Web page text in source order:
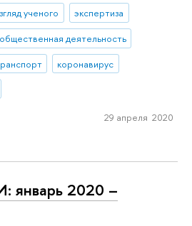
ученого
экспертиза
общественная деятельность
коронавирус
29 апреля 2020
январь 2020 –